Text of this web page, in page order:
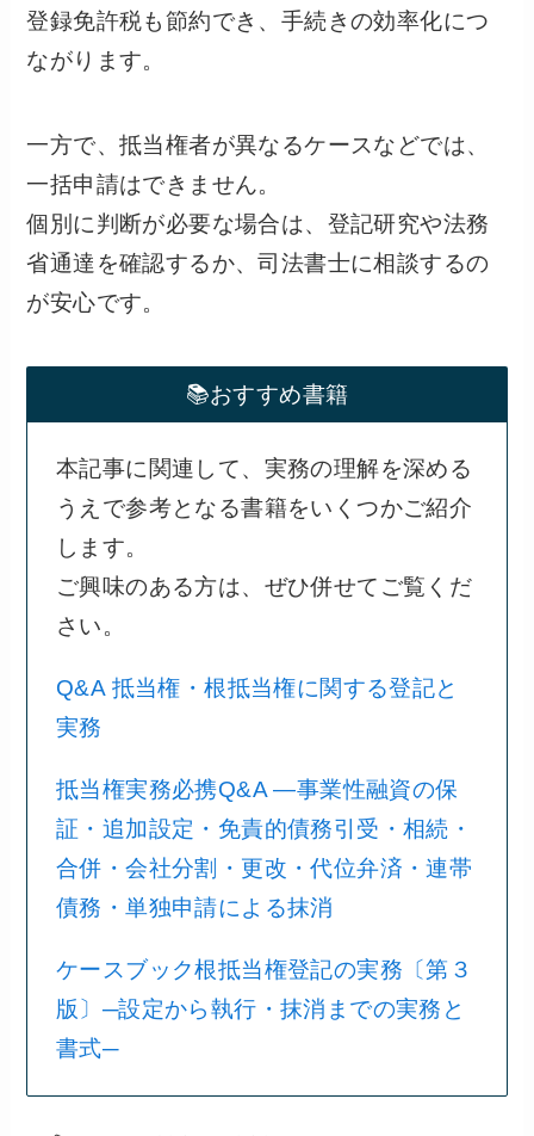
登録免許税も節約でき、手続きの効率化につ
ながります。
一方で、抵当権者が異なるケースなどでは、
一括申請はできません。
個別に判断が必要な場合は、登記研究や法務
省通達を確認するか、司法書士に相談するの
が安心です。
📚おすすめ書籍
本記事に関連して、実務の理解を深める
うえで参考となる書籍をいくつかご紹介
します。
ご興味のある方は、ぜひ併せてご覧くだ
さい。
Q&A 抵当権・根抵当権に関する登記と
実務
抵当権実務必携Q&A ―事業性融資の保
証・追加設定・免責的債務引受・相続・
合併・会社分割・更改・代位弁済・連帯
債務・単独申請による抹消
ケースブック根抵当権登記の実務〔第３
版〕─設定から執行・抹消までの実務と
書式─